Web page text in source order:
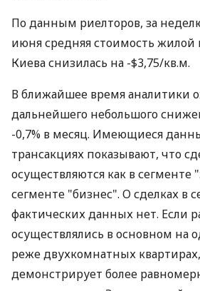
По данным риелторов, за
июня средняя стоимость
Киева снизилась на -$3,75/кв.м.
В ближайшее время аналитики
дальнейшего небольшого
-0,7% в месяц. Имеющиеся
трансакциях показывают, что
осуществляются как в сегменте
сегменте "бизнес". О сделках в
фактических данных нет. Если
осуществлялись в основном на
реже двухкомнатных
демонстрирует более